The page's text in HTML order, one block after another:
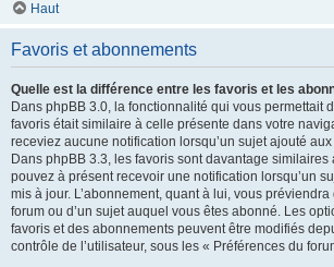
Haut
Favoris et abonnements
Quelle est la différence entre les favoris et les
Dans phpBB 3.0, la fonctionnalité qui vous permettait
favoris était similaire à celle présente dans votre
receviez aucune notification lorsqu’un sujet ajouté
Dans phpBB 3.3, les favoris sont davantage similaires
pouvez à présent recevoir une notification lorsqu’un
mis à jour. L’abonnement, quant à lui, vous préviendra
forum ou d’un sujet auquel vous êtes abonné. Les
favoris et des abonnements peuvent être modifiés
contrôle de l’utilisateur, sous les « Préférences du